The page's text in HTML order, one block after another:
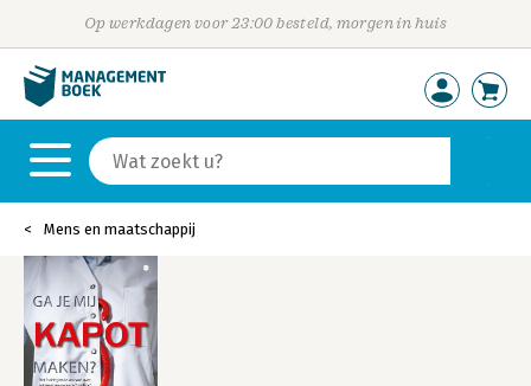
Op werkdagen voor 23:00 besteld, morgen in huis
Mens en maatschappij